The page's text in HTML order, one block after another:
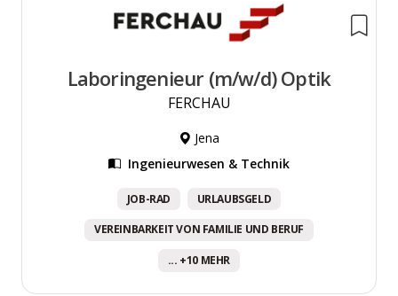
Laboringenieur (m/w/d) Optik
FERCHAU
Jena
Ingenieurwesen & Technik
JOB-RAD URLAUBSGELD
VEREINBARKEIT VON FAMILIE UND BERUF
... +10 MEHR